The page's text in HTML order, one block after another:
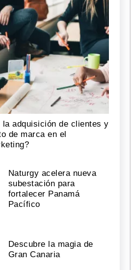
la adquisición de clientes y
de marca en el
Naturgy acelera nueva
subestación para
fortalecer Panamá
Pacífico
Descubre la magia de
Gran Canaria